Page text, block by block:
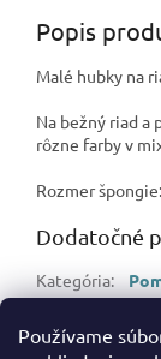
Používame
Popis
Malé hubky na
Na bežný riad a
rôzne farby v
Rozmer
Dodatočné
Kategória:
EAN: